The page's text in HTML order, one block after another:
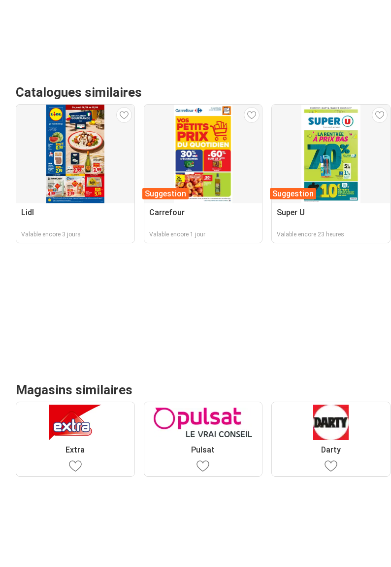
Catalogues similaires
Lidl
Valable encore 3 jours
Suggestion
Carrefour
Valable encore 1 jour
Suggestion
Super U
Valable encore 23 heures
Magasins similaires
Extra Pulsat Darty